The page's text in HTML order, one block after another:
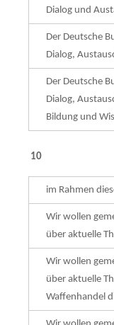
Dialog und
Der Deutsche
Dialog,
Der Deutsche
Dialog,
Bildung und
10
im Rahmen
Wir wollen
über aktuelle
Wir wollen
über aktuelle
Waffenhandel